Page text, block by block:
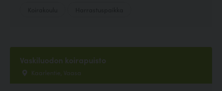
Vaskiluodon koirapuisto
Kaarlentie, Vaasa